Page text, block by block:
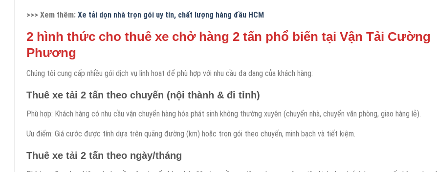
>>> Xem thêm: Xe tải dọn nhà trọn gói uy tín, chất lượng hàng đầu HCM
2 hình thức cho thuê xe chở hàng 2 tấn phổ biến tại Vận Tải Cường
Phương
Chúng tôi cung cấp nhiều gói dịch vụ linh hoạt để phù hợp với nhu cầu đa dạng của khách hàng:
Thuê xe tải 2 tấn theo chuyến (nội thành & đi tỉnh)
Phù hợp: Khách hàng có nhu cầu vận chuyển hàng hóa phát sinh không thường xuyên (chuyển nhà, chuyển văn phòng, giao hàng lẻ).
Ưu điểm: Giá cước được tính dựa trên quãng đường (km) hoặc trọn gói theo chuyến, minh bạch và tiết kiệm.
Thuê xe tải 2 tấn theo ngày/tháng